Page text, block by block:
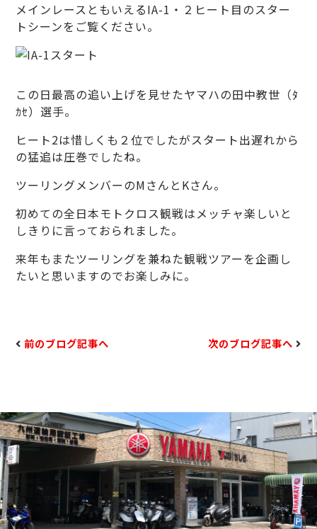
メインレースともいえるIA-1・２ヒート目のスター
トシーンをご覧ください。
この日最高の追い上げを見せたヤマハの田中教世（ﾀ
ｶｾ）選手。
ヒート2は惜しくも２位でしたがスタート出遅れから
の猛追は圧巻でしたね。
ツーリングメンバーのMさんとKさん。
初めての全日本モトクロス観戦はメッチャ楽しいと
しきりに言っておられました。
来年もまたツーリングを兼ねた観戦ツアーを企画し
たいと思いますのでお楽しみに。
前のブログ記事へ 次のブログ記事へ